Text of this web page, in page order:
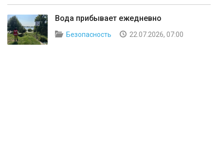
Вода прибывает ежедневно
Безопасность 22.07.2026, 07:00